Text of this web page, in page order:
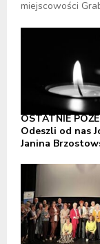
miejscowości
OSTATNIE
Odeszli od nas
Janina